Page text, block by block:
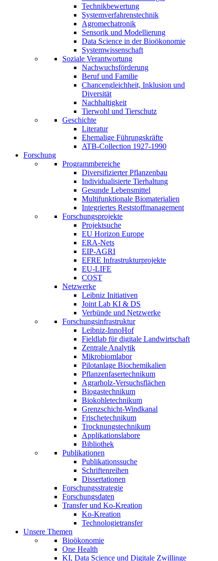
Technikbewertung
Systemverfahrenstechnik
Agromechatronik
Sensorik und Modellierung
Data Science in der Bioökonomie
Systemwissenschaft
Soziale Verantwortung
Nachwuchsförderung
Beruf und Familie
Chancengleichheit, Inklusion und
Diversität
Nachhaltigkeit
Tierwohl und Tierschutz
Geschichte
Literatur
Ehemalige Führungskräfte
ATB-Collection 1927-1990
Forschung
Programmbereiche
Diversifizierter Pflanzenbau
Individualisierte Tierhaltung
Gesunde Lebensmittel
Multifunktionale Biomaterialien
Integriertes Reststoffmanagement
Forschungsprojekte
Projektsuche
EU Horizon Europe
ERA-Nets
EIP-AGRI
EFRE Infrastrukturprojekte
EU-LIFE
COST
Netzwerke
Leibniz Initiativen
Joint Lab KI & DS
Verbünde und Netzwerke
Forschungsinfrastruktur
Leibniz-InnoHof
Fieldlab für digitale Landwirtschaft
Zentrale Analytik
Mikrobiomlabor
Pilotanlage Biochemikalien
Pflanzenfasertechnikum
Agrarholz-Versuchsflächen
Biogastechnikum
Biokohletechnikum
Grenzschicht-Windkanal
Frischetechnikum
Trocknungstechnikum
Applikationslabore
Bibliothek
Publikationen
Publikationssuche
Schriftenreihen
Dissertationen
Forschungsstrategie
Forschungsdaten
Transfer und Ko-Kreation
Ko-Kreation
Technologietransfer
Unsere Themen
Bioökonomie
One Health
KI, Data Science und Digitale Zwillinge